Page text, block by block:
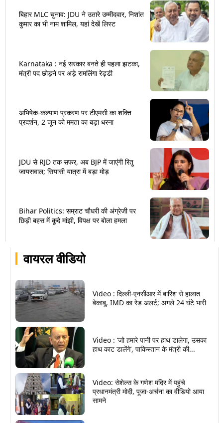
वायरल वीडियो
Video : दिल्ली-एनसीआर में बारिश से हालात
बेकाबू, IMD का रेड अलर्ट; अगले 24 घंटे भारी
Video : ‘जो हमारे पानी पर हाथ डालेगा, उसका
हाथ काट डालेंगे’, पाकिस्तान के मंत्री की...
Video: सेशेल्स के गणेश मंदिर में पहुंचे
प्रधानमंत्री मोदी, पूजा-अर्चना का वीडियो आया
सामने
बिहार MLC चुनाव: JDU ने उतारे उम्मीदवार, निशांत
कुमार का भी नाम शामिल, यहां देखें लिस्ट
Karnataka : नई सरकार बनते ही पहला झटका,
मंत्री पद छोड़ने पर अड़े रामलिंगा रेड्डी
अभिषेक-कल्याण प्रकरण पर टीएमसी का शक्ति
प्रदर्शन, 2 जून को ममता का बड़ा धरना
JDU से RJD तक सफर, अब BJP में जाएंगी रितु
जायसवाल; सियासी यात्रा में बड़ा मोड़
Bihar Politics: सम्राट चौधरी की अंग्रेजी पर
छिड़ी बहस में कूदे मांझी, विपक्ष पर बोला हमला